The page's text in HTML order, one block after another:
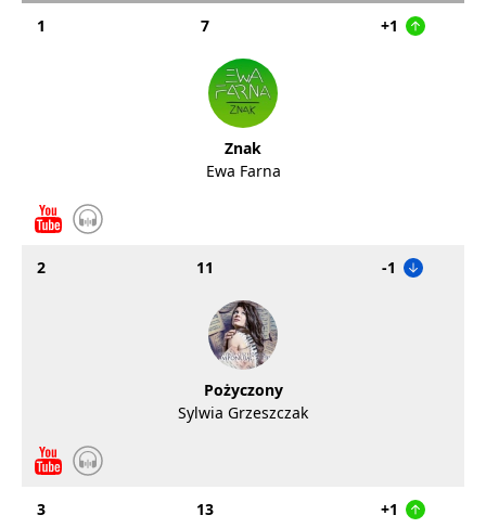
1 7 +1
Znak
Ewa Farna
2 11 -1
Pożyczony
Sylwia Grzeszczak
3 13 +1